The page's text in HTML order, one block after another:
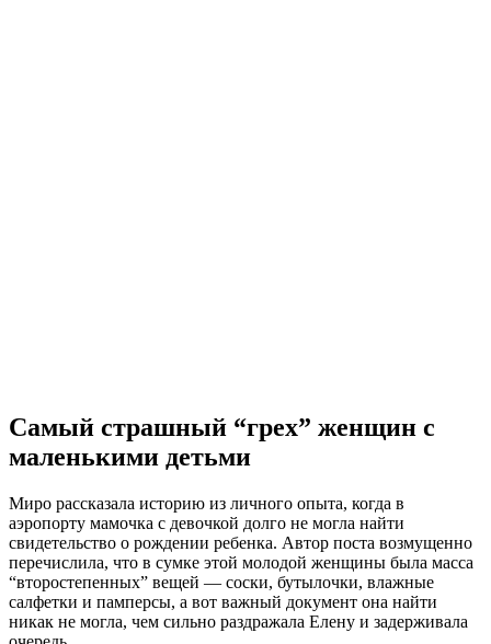
Самый страшный “грех” женщин с
маленькими детьми
Миро рассказала историю из личного опыта, когда в
аэропорту мамочка с девочкой долго не могла найти
свидетельство о рождении ребенка. Автор поста возмущенно
перечислила, что в сумке этой молодой женщины была масса
“второстепенных” вещей — соски, бутылочки, влажные
салфетки и памперсы, а вот важный документ она найти
никак не могла, чем сильно раздражала Елену и задерживала